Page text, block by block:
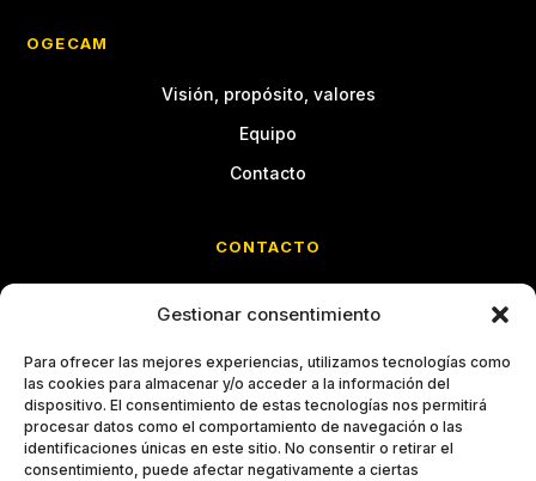
Gestionar consentimiento
Para ofrecer las mejores experiencias, utilizamos tecnologías como
las cookies para almacenar y/o acceder a la información del
dispositivo. El consentimiento de estas tecnologías nos permitirá
procesar datos como el comportamiento de navegación o las
identificaciones únicas en este sitio. No consentir o retirar el
consentimiento, puede afectar negativamente a ciertas
OGECAM
Visión, propósito, valores
Equipo
Contacto
CONTACTO
Entreplanta C · Chamberí
imm@grupoimm.com
914 26 66 69